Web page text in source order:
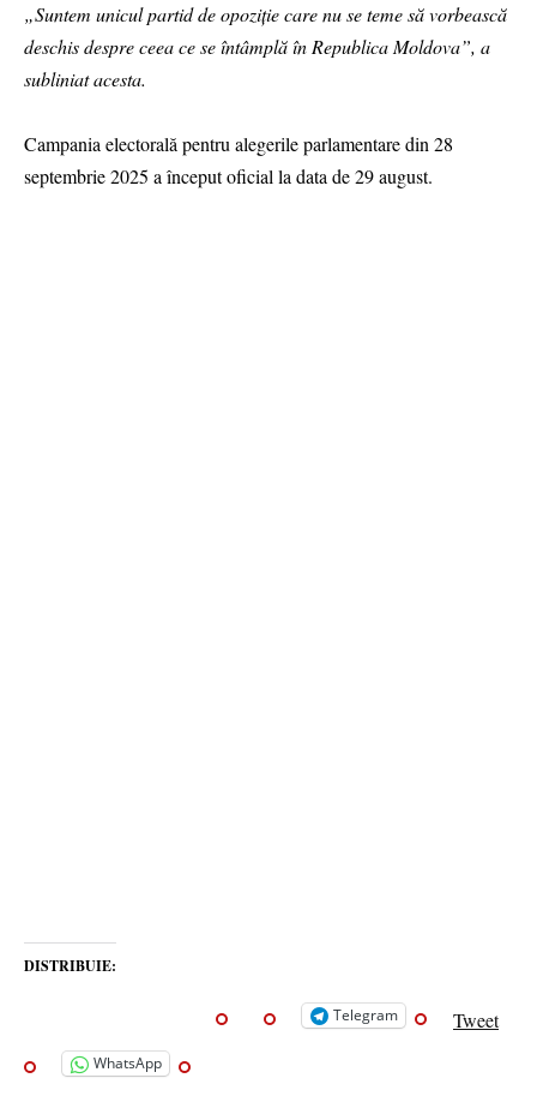
„Suntem unicul partid de opoziție care nu se teme să vorbească
deschis despre ceea ce se întâmplă în Republica Moldova”, a
subliniat acesta.
Campania electorală pentru alegerile parlamentare din 28
septembrie 2025 a început oficial la data de 29 august.
DISTRIBUIE:
Telegram Tweet
WhatsApp